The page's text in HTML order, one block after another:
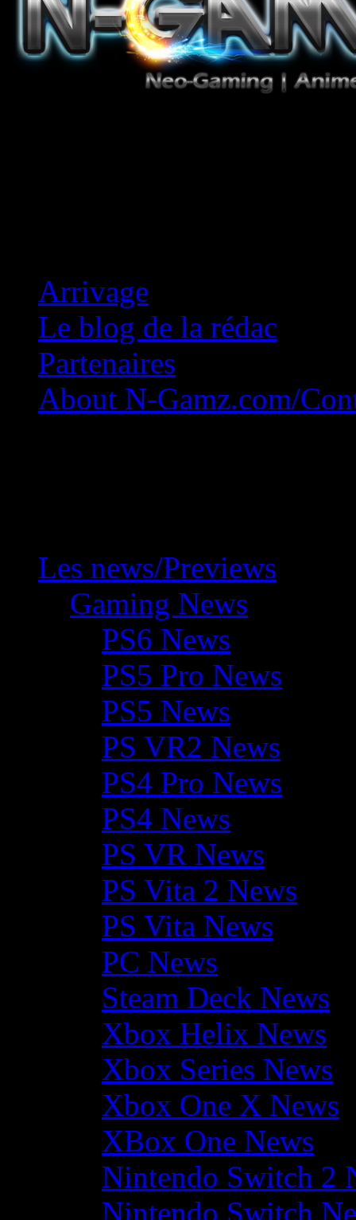
Arrivage
Le blog de la rédac
Partenaires
About N-Gamz.com/
Les news/Previews
Gaming News
PS6 News
PS5 Pro News
PS5 News
PS VR2 News
PS4 Pro News
PS4 News
PS VR News
PS Vita 2 News
PS Vita News
PC News
Steam Deck News
Xbox Helix News
Xbox Series News
Xbox One X News
XBox One News
Nintendo Switch 2
Nintendo Switch